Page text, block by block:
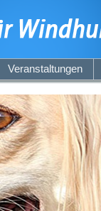
Veranstaltungen